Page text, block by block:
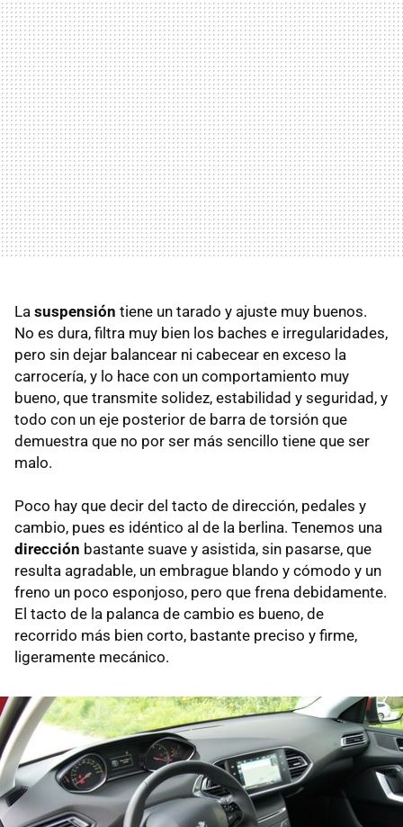
La suspensión tiene un tarado y ajuste muy buenos.
No es dura, filtra muy bien los baches e irregularidades,
pero sin dejar balancear ni cabecear en exceso la
carrocería, y lo hace con un comportamiento muy
bueno, que transmite solidez, estabilidad y seguridad, y
todo con un eje posterior de barra de torsión que
demuestra que no por ser más sencillo tiene que ser
malo.
Poco hay que decir del tacto de dirección, pedales y
cambio, pues es idéntico al de la berlina. Tenemos una
dirección bastante suave y asistida, sin pasarse, que
resulta agradable, un embrague blando y cómodo y un
freno un poco esponjoso, pero que frena debidamente.
El tacto de la palanca de cambio es bueno, de
recorrido más bien corto, bastante preciso y firme,
ligeramente mecánico.